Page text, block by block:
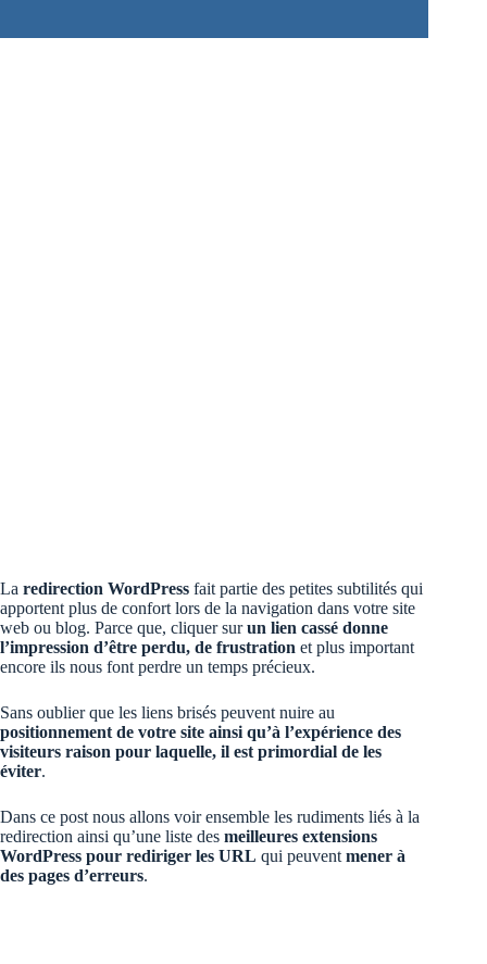
La redirection WordPress fait partie des petites subtilités qui
apportent plus de confort lors de la navigation dans votre site
web ou blog. Parce que, cliquer surun lien cassé donne
l’impression d’être perdu, de frustration et plus important
encore ils nous font perdre un temps précieux.
Sans oublier que les liens brisés peuvent nuire au
positionnement de votre site ainsi qu’à l’expérience des
visiteurs raison pour laquelle, il est primordial de les
éviter.
Dans ce post nous allons voir ensemble les rudiments liés à la
redirection ainsi qu’une liste des meilleures extensions
WordPress pour rediriger les URL qui peuvent mener à
des pages d’erreurs.